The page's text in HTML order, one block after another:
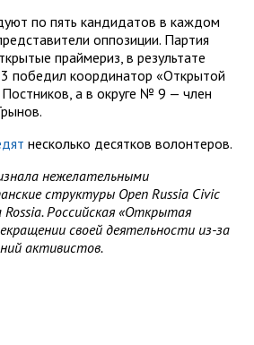
по пять кандидатов в каждом
оппозиции. Партия
праймериз, в результате
победил координатор «Открытой
а в округе № 9 — член
несколько десятков волонтеров.
нежелательными
структуры Open Russia Civic
Российская «Открытая
своей деятельности из-за
активистов.